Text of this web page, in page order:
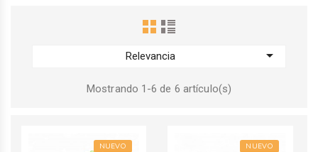
Relevancia 
Mostrando 1-6 de 6 artículo(s)
NUEVO NUEVO